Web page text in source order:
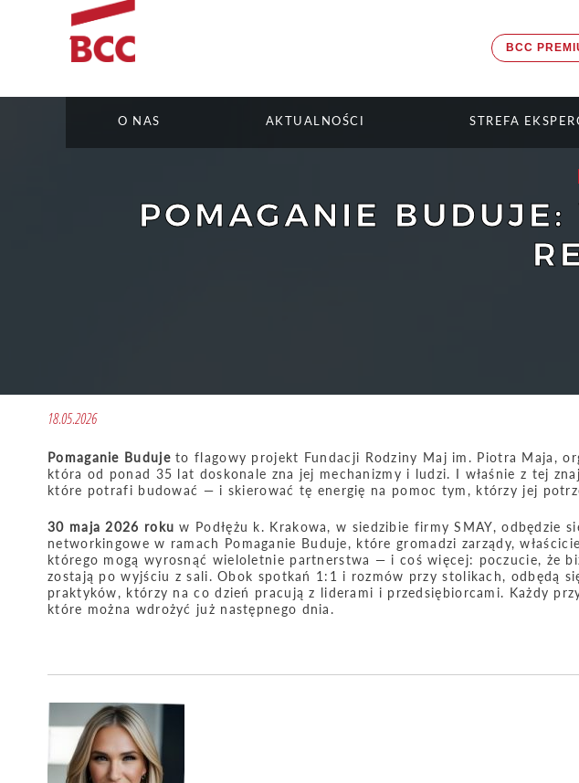
BCC
O NAS AKTUALNOŚCI STREFA
POMAGANIE
18.05.2026
Pomaganie Budujeto flagowy projekt Fundacji Rodziny Maj im. Piotra Maja,
która od ponad 35 lat doskonale zna jej mechanizmy i ludzi. I właśnie z tej
które potrafi budować — i skierować tę energię na pomoc tym, którzy jej
30 maja 2026 roku w Podłężu k. Krakowa, w siedzibie firmy SMAY, odbędzie
networkingowe w ramach Pomaganie Buduje, które gromadzi zarządy,
którego mogą wyrosnąć wieloletnie partnerstwa — i coś więcej: poczucie, że
zostają po wyjściu z sali. Obok spotkań 1:1 i rozmów przy stolikach, odbędą
praktyków, którzy na co dzień pracują z liderami i przedsiębiorcami. Każdy
które można wdrożyć już następnego dnia.